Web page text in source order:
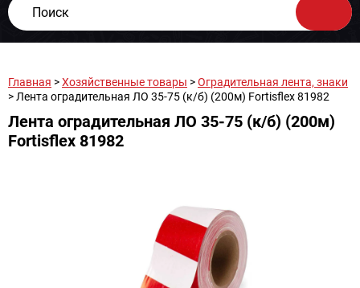
Главная >Хозяйственные товары >Оградительная лента, знаки
> Лента оградительная ЛО 35-75 (к/б) (200м) Fortisflex 81982
Лента оградительная ЛО 35-75 (к/б) (200м)
Fortisflex 81982